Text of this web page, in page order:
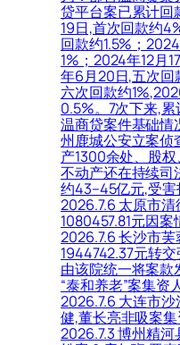
贷平台案已累计回
19日,首次回款约
回款约1.5%；
1%；2024年12月
年6月20日,五次回
六次回款约
0.5%。7次下来,累
温商贷案件基础情
州鹿城公安立案侦
产1300余处、股权
不动产还在持续司
约43–45亿元,受
2026.7.6 太原市
1080457.81元因
2026.7.6 长沙市
1944742.37元转
由该院统一将案
“泰和养老”案集资
2026.7.6 大连市
健,董长亮非吸案
2026.7.3 博州精河